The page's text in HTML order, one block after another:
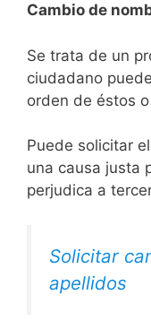
Cambio de
Se trata de un
ciudadano
orden de éstos
Puede solicitar
una causa justa
perjudica a
Solicitar
apellidos